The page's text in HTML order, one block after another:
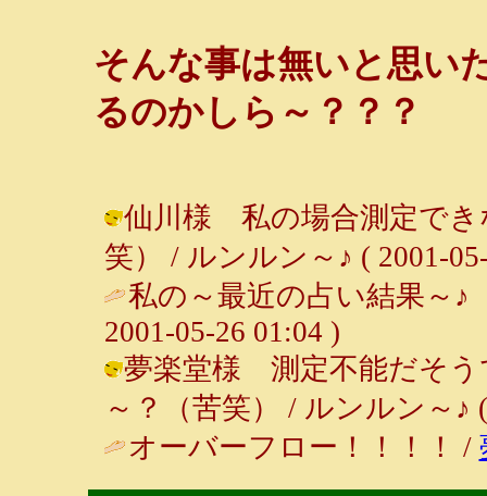
そんな事は無いと思い
るのかしら～？？？
仙川様 私の場合測定でき
笑） / ルンルン～♪ ( 2001-
私の～最近の占い結果～
2001-05-26 01:04 )
夢楽堂様 測定不能だそう
～？（苦笑） / ルンルン～♪
オーバーフロー！！！！ /